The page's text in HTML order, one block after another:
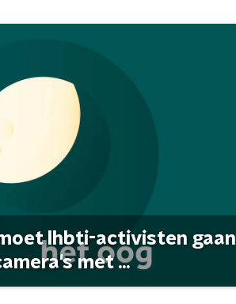
lhbti-activisten gaan
met ...